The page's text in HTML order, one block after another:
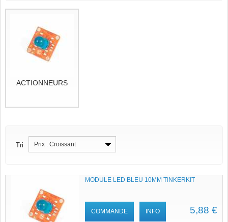
ACTIONNEURS
Tri Prix : Croissant
MODULE LED BLEU 10MM TINKERKIT
5,88 €
COMMANDE INFO